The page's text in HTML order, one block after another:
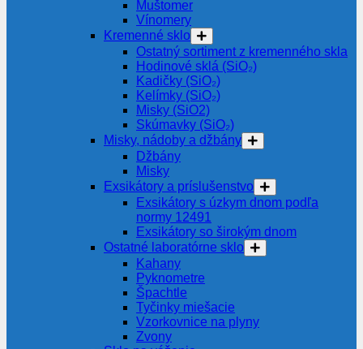
Muštomer
Vínomery
Kremenné sklo
Ostatný sortiment z kremenného skla
Hodinové sklá (SiO₂)
Kadičky (SiO₂)
Kelímky (SiO₂)
Misky (SiO2)
Skúmavky (SiO₂)
Misky, nádoby a džbány
Džbány
Misky
Exsikátory a príslušenstvo
Exsikátory s úzkym dnom podľa
normy 12491
Exsikátory so širokým dnom
Ostatné laboratórne sklo
Kahany
Pyknometre
Špachtle
Tyčinky miešacie
Vzorkovnice na plyny
Zvony